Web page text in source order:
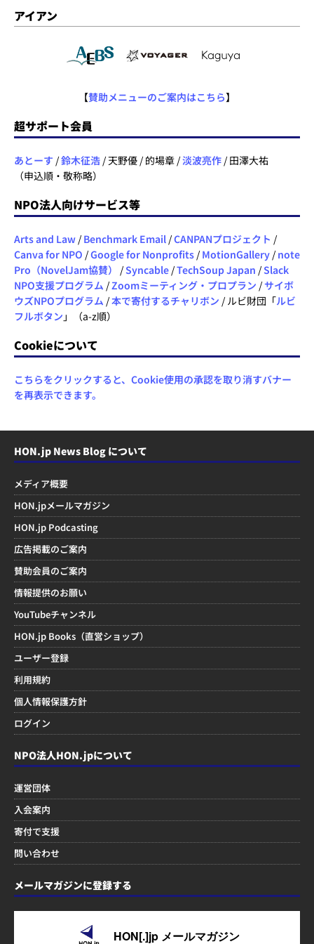
アイアン
【賛助メニューのご案内はこちら】
超サポート会員
あとーす /鈴木征浩 / 天野優 / 的場章 /淡波亮作 / 田澤大祐
（申込順・敬称略）
NPO法人向けサービス等
Arts and Law / Benchmark Email /CANPANプロジェクト /
Canva for NPO /Google for Nonprofits / MotionGallery / note
Pro（NovelJam協賛）
/Syncable /TechSoup Japan /Slack
NPO支援プログラム /Zoomミーティング・プロプラン /サイボ
ウズNPOプログラム /本で寄付するチャリボン / ルビ財団「ルビ
フルボタン 」（a-z順）
Cookieについて
こちらをクリックすると、Cookie使用の承認を取り消すバナー
を再表示できます。
HON.jp News Blog について
メディア概要
HON.jpメールマガジン
HON.jp Podcasting
広告掲載のご案内
賛助会員のご案内
情報提供のお願い
YouTubeチャンネル
HON.jp Books（直営ショップ）
ユーザー登録
利用規約
個人情報保護方針
ログイン
NPO法人HON.jpについて
運営団体
入会案内
寄付で支援
問い合わせ
メールマガジンに登録する